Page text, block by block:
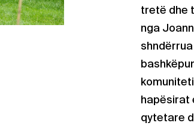
tretë dhe
nga
hapësirat
qytetare